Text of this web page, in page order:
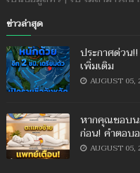
ข่าวล่าสุด
ประกาศด่วน
เพิ่มเติม
AUGUST 05,
หากคุณชอบน
ก่อน! คำตอบ
AUGUST 05,